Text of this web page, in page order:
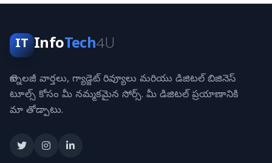
IT InfoTech4U
టెక్నాలజీ వార్తలు, గ్యాడ్జెట్ రివ్యూలు మరియు డిజిటల్ బిజినెస్
టూల్స్ కోసం మీ నమ్మకమైన సోర్స్. మీ డిజిటల్ ప్రయాణానికి
మా తోడ్పాటు.